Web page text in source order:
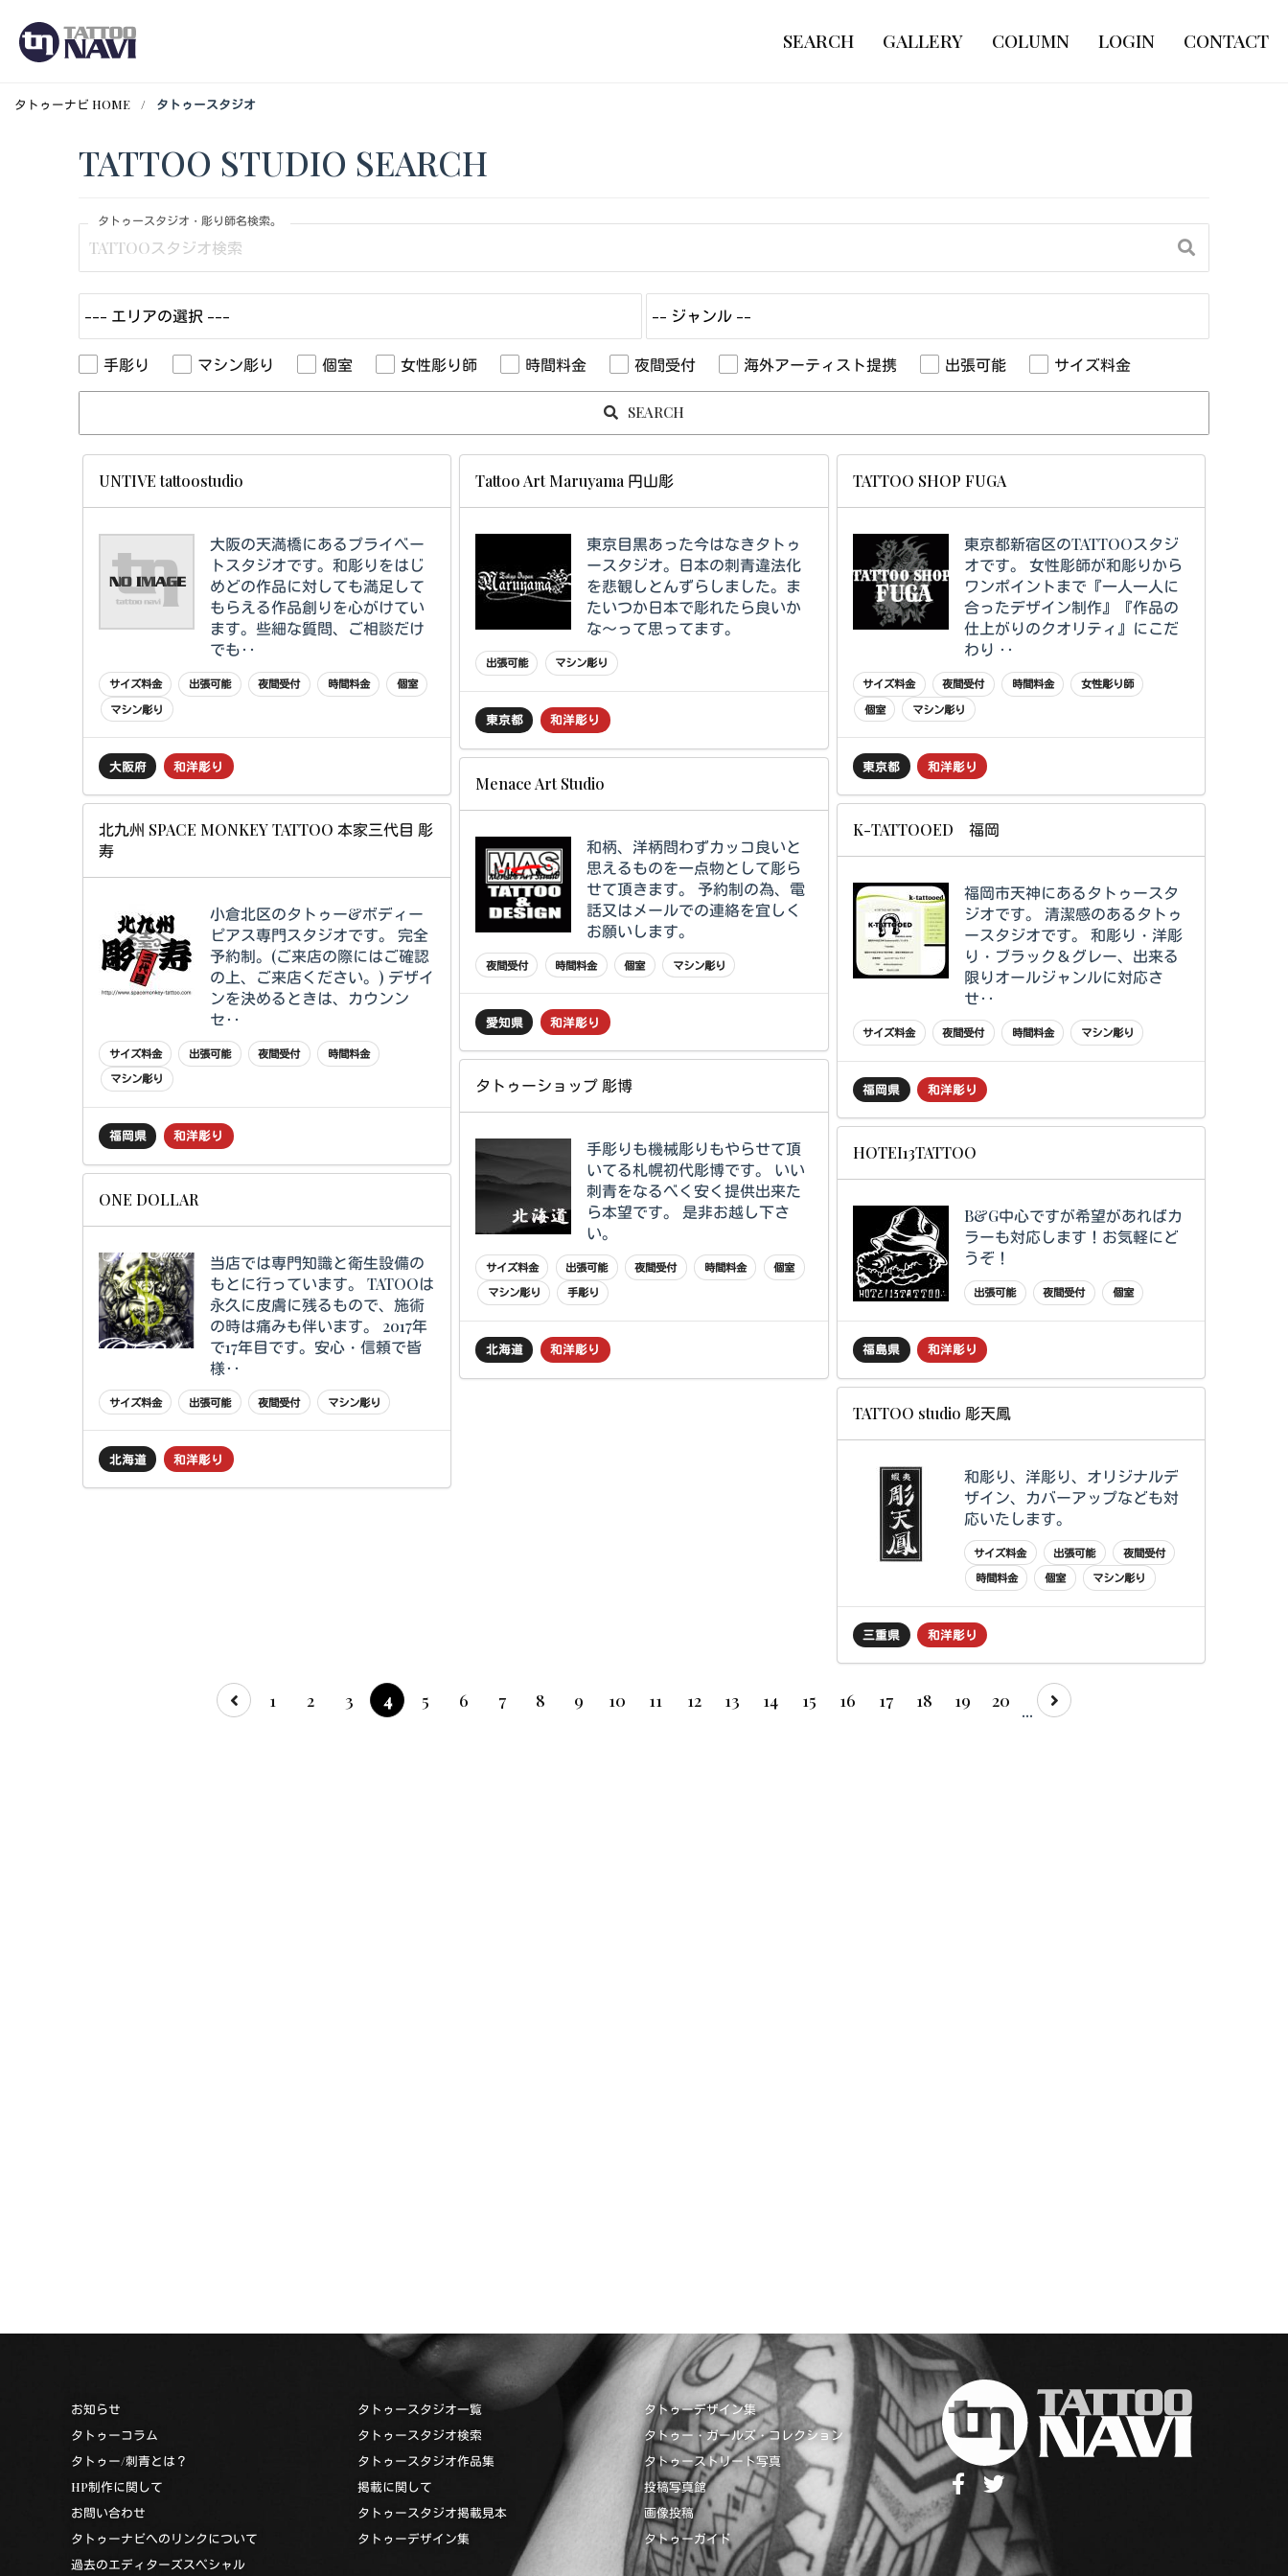
SEARCH GALLERY COLUMN LOGIN CONTACT
タトゥーナビ HOME タトゥースタジオ
TATTOO STUDIO SEARCH
タトゥースタジオ・彫り師名検索。
手彫り マシン彫り 個室 女性彫り師 時間料金 夜間受付 海外アーティスト提携 出張可能 サイズ料金
SEARCH
UNTIVE tattoostudio
大阪の天満橋にあるプライベー
トスタジオです。和彫りをはじ
めどの作品に対しても満足して
もらえる作品創りを心がけてい
ます。些細な質問、ご相談だけ
でも‥
サイズ料金 出張可能 夜間受付 時間料金
個室
マシン彫り
大阪府 和洋彫り
北九州 SPACE MONKEY TATTOO 本家三代目 彫
寿
小倉北区のタトゥー&ボディー
ピアス専門スタジオです。 完全
予約制。(ご来店の際にはご確認
の上、ご来店ください。) デザイ
ンを決めるときは、カウンン
セ‥
サイズ料金 出張可能 夜間受付
時間料金
マシン彫り
福岡県 和洋彫り
ONE DOLLAR
当店では専門知識と衛生設備の
もとに行っています。 TATOOは
永久に皮膚に残るもので、施術
の時は痛みも伴います。 2017年
で17年目です。安心・信頼で皆
様‥
サイズ料金 出張可能 夜間受付 マシン彫り
北海道 和洋彫り
Tattoo Art Maruyama 円山彫
東京目黒あった今はなきタトゥ
ースタジオ。日本の刺青違法化
を悲観しとんずらしました。ま
たいつか日本で彫れたら良いか
な～って思ってます。
出張可能 マシン彫り
東京都 和洋彫り
Menace Art Studio
和柄、洋柄問わずカッコ良いと
思えるものを一点物として彫ら
せて頂きます。 予約制の為、電
話又はメールでの連絡を宜しく
お願いします。
夜間受付 時間料金 個室 マシン彫り
愛知県 和洋彫り
タトゥーショップ 彫博
手彫りも機械彫りもやらせて頂
いてる札幌初代彫博です。 いい
刺青をなるべく安く提供出来た
ら本望です。 是非お越し下さ
い。
サイズ料金 出張可能 夜間受付 時間料金
個室
マシン彫り
手彫り
北海道 和洋彫り
TATTOO SHOP FUGA
東京都新宿区のTATTOOスタジ
オです。 女性彫師が和彫りから
ワンポイントまで『一人一人に
合ったデザイン制作』『作品の
仕上がりのクオリティ』にこだ
わり ‥
サイズ料金 夜間受付 時間料金
女性彫り師
個室
マシン彫り
東京都 和洋彫り
K-TATTOOED 福岡
福岡市天神にあるタトゥースタ
ジオです。 清潔感のあるタトゥ
ースタジオです。 和彫り・洋彫
り・ブラック＆グレー、出来る
限りオールジャンルに対応さ
せ‥
サイズ料金 夜間受付 時間料金 マシン彫り
福岡県 和洋彫り
HOTEI13TATTOO
B&G中心ですが希望があればカ
ラーも対応します！お気軽にど
うぞ！
出張可能 夜間受付 個室
福島県 和洋彫り
TATTOO studio 彫天鳳
和彫り、洋彫り、オリジナルデ
ザイン、カバーアップなども対
応いたします。
サイズ料金 出張可能
夜間受付
時間料金
個室 マシン彫り
三重県 和洋彫り
1 2 3 4 5 6 7 8 9 10 11 12 13 14 15 16 17 18 19 20 ...
お知らせ
タトゥーコラム
タトゥー/刺青とは？
HP制作に関して
お問い合わせ
タトゥーナビへのリンクについて
過去のエディターズスペシャル
タトゥースタジオ一覧
タトゥースタジオ検索
タトゥースタジオ作品集
掲載に関して
タトゥースタジオ掲載見本
タトゥーデザイン集
タトゥーデザイン集
タトゥー・ガールズ・コレクション
タトゥーストリート写真
投稿写真館
画像投稿
タトゥーガイド